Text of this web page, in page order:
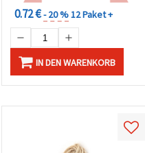
0.72 €- 20 %12 Paket +
IN DEN WARENKORB